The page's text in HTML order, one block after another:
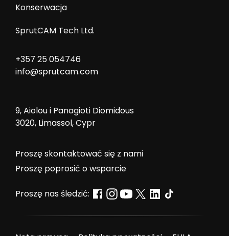
Konserwacja
SprutCAM Tech Ltd.
+357 25 054746
info@sprutcam.com
9, Aiolou i Panagioti Diomidous
3020, Limassol, Cypr
Proszę skontaktować się z nami
Proszę poprosić o wsparcie
Proszę nas śledzić: